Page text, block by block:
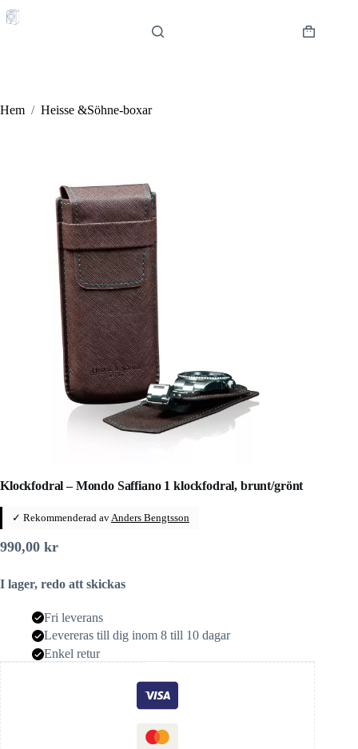
till
Varukorg
Hem / Heisse &Söhne-boxar
Klockfodral – Mondo Saffiano 1 klockfodral, brunt/grönt
✓ Rekommenderad av Anders Bengtsson
990,00 kr
I lager, redo att skickas
Fri leverans
Levereras till dig inom 8 till 10 dagar
Enkel retur